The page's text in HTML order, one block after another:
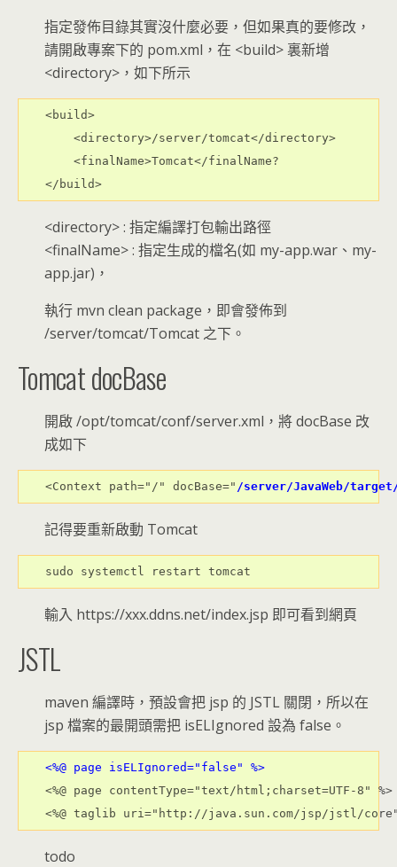
指定發佈目錄其實沒什麼必要，但如果真的要修改，
請開啟專案下的 pom.xml，在 <build> 裏新增
<directory>，如下所示
<build>
    <directory>/server/tomcat</directory>
    <finalName>Tomcat</finalName?
</build>
<directory> : 指定編譯打包輸出路徑
<finalName> : 指定生成的檔名(如 my-app.war、my-
app.jar)，
執行 mvn clean package，即會發佈到
/server/tomcat/Tomcat 之下。
Tomcat docBase
開啟 /opt/tomcat/conf/server.xml，將 docBase 改
成如下
<Context path="/" docBase=" /server/JavaWeb/target/
記得要重新啟動 Tomcat
sudo systemctl restart tomcat
輸入 https://xxx.ddns.net/index.jsp 即可看到網頁
JSTL
maven 編譯時，預設會把 jsp 的 JSTL 關閉，所以在
jsp 檔案的最開頭需把 isELIgnored 設為 false。
<%@ page isELIgnored="false" %>
<%@ page contentType="text/html;charset=UTF-8" %>
todo